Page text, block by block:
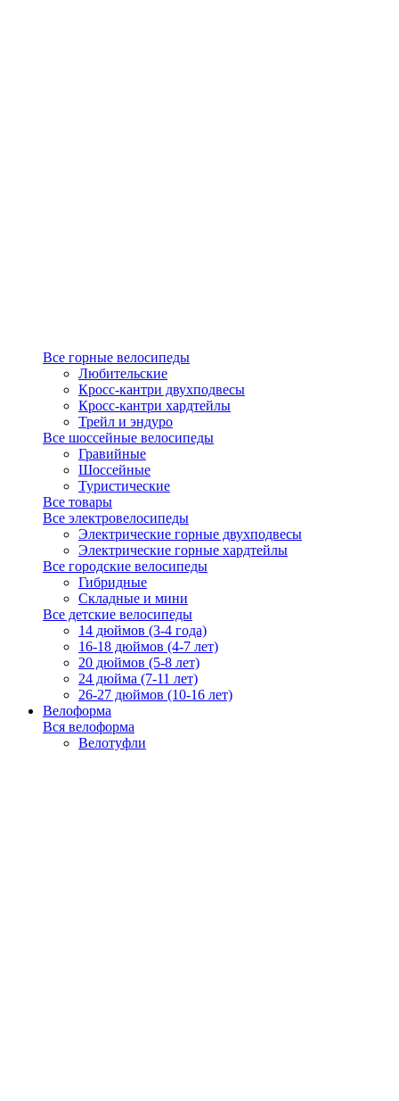
Все горные велосипеды
Любительские
Кросс-кантри двухподвесы
Кросс-кантри хардтейлы
Трейл и эндуро
Все шоссейные велосипеды
Гравийные
Шоссейные
Туристические
Все товары
Все электровелосипеды
Электрические горные двухподвесы
Электрические горные хардтейлы
Все городские велосипеды
Гибридные
Складные и мини
Все детские велосипеды
14 дюймов (3-4 года)
16-18 дюймов (4-7 лет)
20 дюймов (5-8 лет)
24 дюйма (7-11 лет)
26-27 дюймов (10-16 лет)
Велоформа
Вся велоформа
Велотуфли